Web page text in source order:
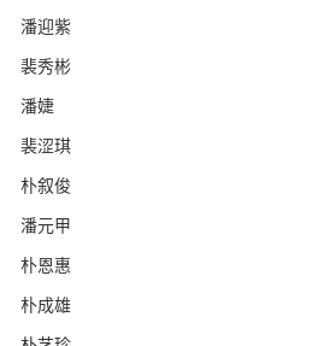
潘迎紫
裴秀彬
潘婕
裴涩琪
朴叙俊
潘元甲
朴恩惠
朴成雄